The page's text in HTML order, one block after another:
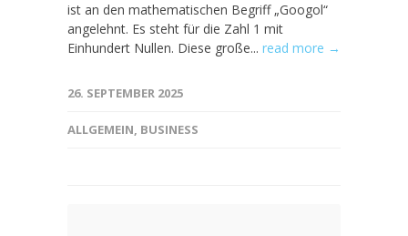
ist an den mathematischen Begriff „Googol“
angelehnt. Es steht für die Zahl 1 mit
Einhundert Nullen. Diese große... read more →
26. SEPTEMBER 2025
ALLGEMEIN, BUSINESS